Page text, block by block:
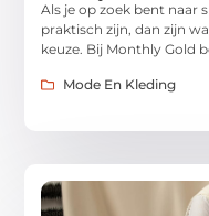
Als je op zoek bent naar
praktisch zijn, dan zijn
keuze. Bij Monthly Gold
Mode En Kleding